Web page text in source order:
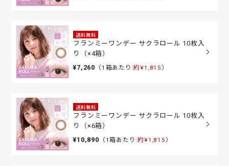
送料無料
フランミーワンデー サクラロール 10枚入
り（×4箱）
¥7,260 （1箱あたり:約¥1,815 ）
送料無料
フランミーワンデー サクラロール 10枚入
り（×6箱）
¥10,890 （1箱あたり:約¥1,815 ）